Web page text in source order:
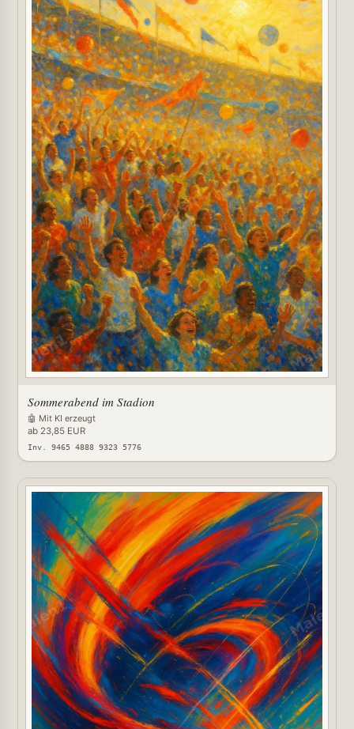
Sommerabend im Stadion
🤖 Mit KI erzeugt
ab 23,85 EUR
Inv. 9465 4888 9323 5776